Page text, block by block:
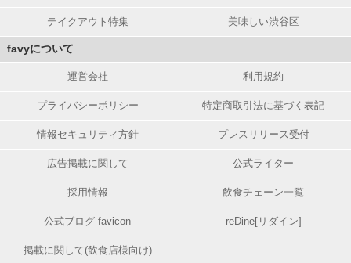
テイクアウト特集 美味しい渋谷区
favyについて
運営会社 利用規約
プライバシーポリシー 特定商取引法に基づく表記
情報セキュリティ方針 プレスリリース受付
広告掲載に関して 公式ライター
採用情報 飲食チェーン一覧
公式ブログ favicon reDine[リダイン]
掲載に関して(飲食店様向け)